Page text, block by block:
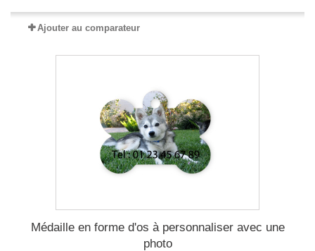
Ajouter au comparateur
Médaille en forme d'os à personnaliser avec une
photo